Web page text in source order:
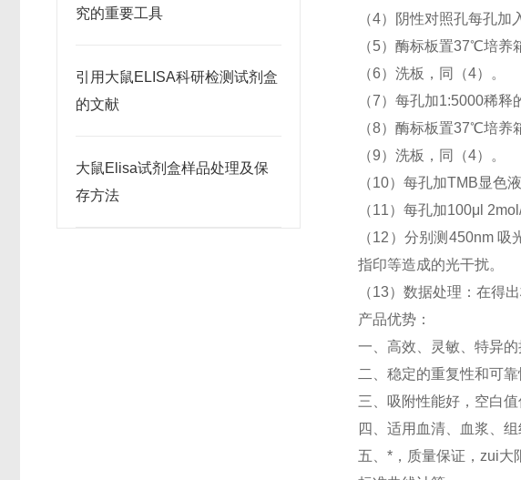
究的重要工具
引用大鼠ELISA科研检测试剂盒
的文献
大鼠Elisa试剂盒样品处理及保
存方法
（4）阴性对照孔每孔
（5）酶标板置37℃培
（6）洗板，同（4）。
（7）每孔加1:5000稀
（8）酶标板置37℃培
（9）洗板，同（4）。
（10）每孔加TMB显
（11）每孔加100μl
（12）分别测450nm
指印等造成的光干扰。
（13）数据处理：在得
产品优势：
一、高效、灵敏、特异的
二、稳定的重复性和可靠
三、吸附性能好，空白
四、适用血清、血浆、
五、*，质量保证，zui大